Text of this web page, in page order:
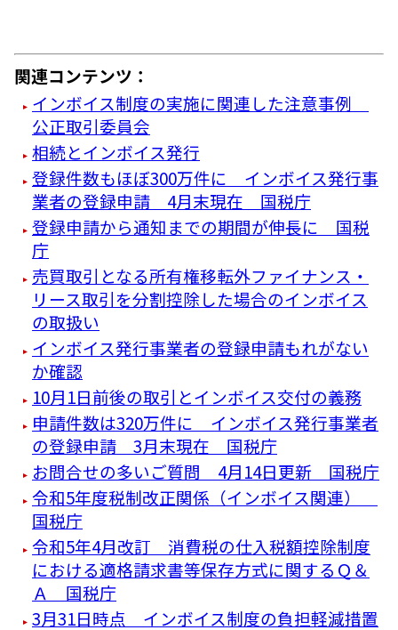
関連コンテンツ：
インボイス制度の実施に関連した注意事例
公正取引委員会
相続とインボイス発行
登録件数もほぼ300万件に インボイス発行事
業者の登録申請 4月末現在 国税庁
登録申請から通知までの期間が伸長に 国税
庁
売買取引となる所有権移転外ファイナンス・
リース取引を分割控除した場合のインボイス
の取扱い
インボイス発行事業者の登録申請もれがない
か確認
10月1日前後の取引とインボイス交付の義務
申請件数は320万件に インボイス発行事業者
の登録申請 3月末現在 国税庁
お問合せの多いご質問 4月14日更新 国税庁
令和5年度税制改正関係（インボイス関連）
国税庁
令和5年4月改訂 消費税の仕入税額控除制度
における適格請求書等保存方式に関するＱ＆
Ａ 国税庁
3月31日時点 インボイス制度の負担軽減措置